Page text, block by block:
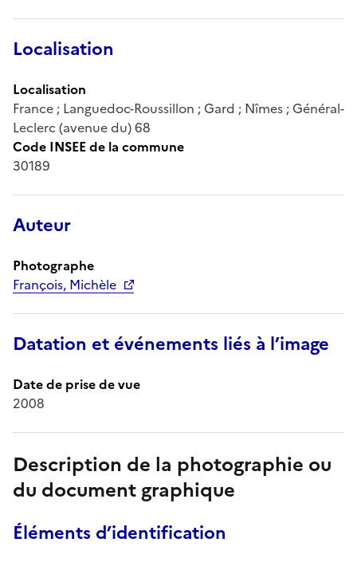
Localisation
Localisation
France ; Languedoc-Roussillon ; Gard ; Nîmes ; Général-
Leclerc (avenue du) 68
Code INSEE de la commune
30189
Auteur
Photographe
François, Michèle
Datation et événements liés à l’image
Date de prise de vue
2008
Description de la photographie ou
du document graphique
Éléments d’identification